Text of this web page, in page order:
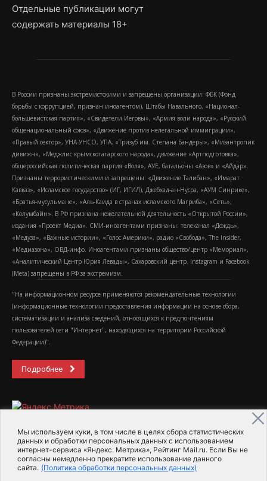
Мы используем куки, в том числе в целях сбора статистических
данных и обработки персональных данных с использованием
интернет-сервиса «Яндекс. Метрика», Рейтинг Mail.ru. Если Вы не
согласны немедленно прекратите использование данного
сайта. (Политика обработки персональных данных)
Отдельные публикации могут
содержать материалы 18+
В России признаны экстремистскими и запрещены организации: ФБК (Фонд
борьбы с коррупцией, признан иноагентом), Штабы Навального, «Национал-
большевистская партия», «Свидетели Иеговы», «Армия воли народа», «Русский
общенациональный союз», «Движение против нелегальной иммиграции»,
«Правый сектор», УНА-УНСО, УПА, «Тризуб им. Степана Бандеры», «Мизантропик
дивижн», «Меджлис крымскотатарского народа», движение «Артподготовка»,
общероссийская политическая партия «Воля», АУЕ, батальоны «Азов» и «Айдар».
Признаны террористическими и запрещены: «Движение Талибан», «Имарат
Кавказ», «Исламское государство» (ИГ, ИГИЛ), Джебхад-ан-Нусра, «АУМ Синрике»,
«Братья-мусульмане», «Аль-Каида в странах исламского Магриба», «Сеть»,
«Колумбайн». В РФ признана нежелательной деятельность «Открытой России»,
издания «Проект Медиа». СМИ-иноагентами признаны: телеканал «Дождь»,
«Медуза», «Важные истории», «Голос Америки», радио «Свобода», The Insider,
«Медиазона», ОВД-инфо. Иноагентами признаны общество/центр «Мемориал»,
«Аналитический Центр Юрия Левады», Сахаровский центр. Instagram и Facebook
(Metа) запрещены в РФ за экстремизм.
"На информационном ресурсе применяются рекомендательные технологии
(информационные технологии предоставления информации на основе сбора,
систематизации и анализа сведений, относящихся к предпочтениям
пользователей сети "Интернет", находящихся на территории Российской
Федерации)".
Подробнее
2015-2026- Информационное агентство МедиаПоток